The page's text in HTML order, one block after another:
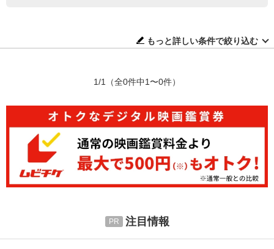
もっと詳しい条件で絞り込む
1/1 （全0件中1〜0件）
注目情報